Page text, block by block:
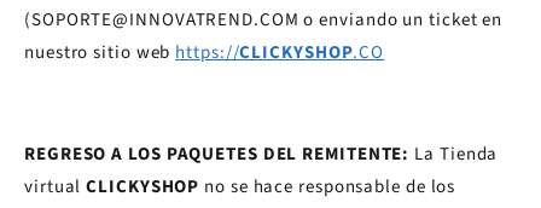
(SOPORTE@INNOVATREND.COM o enviando un ticket en
nuestro sitio web https://CLICKYSHOP.CO
REGRESO A LOS PAQUETES DEL REMITENTE: La Tienda
virtualCLICKYSHOP no se hace responsable de los